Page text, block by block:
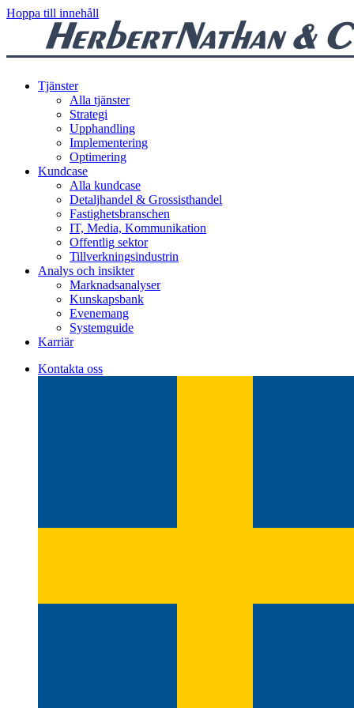
Hoppa till innehåll
Tjänster
Alla tjänster
Strategi
Upphandling
Implementering
Optimering
Kundcase
Alla kundcase
Detaljhandel & Grossisthandel
Fastighetsbranschen
IT, Media, Kommunikation
Offentlig sektor
Tillverkningsindustrin
Analys och insikter
Marknadsanalyser
Kunskapsbank
Evenemang
Systemguide
Karriär
Kontakta oss